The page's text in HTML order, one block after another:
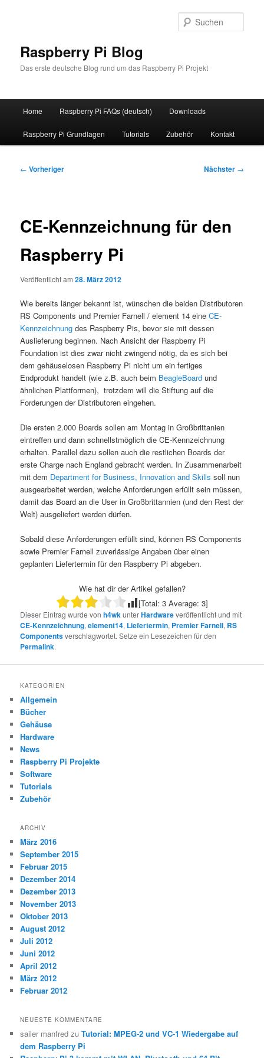
Raspberry Pi Blog
Das erste deutsche Blog rund um das Raspberry Pi Projekt
Home Raspberry Pi FAQs (deutsch) Downloads
Raspberry Pi Grundlagen Tutorials Zubehör Kontakt
Beitragsnavigation
← Vorheriger Nächster →
CE-Kennzeichnung für den
Raspberry Pi
Veröffentlicht am28. März 2012
Wie bereits länger bekannt ist, wünschen die beiden Distributoren
RS Components und Premier Farnell / element 14 eineCE-
Kennzeichnung des Raspberry Pis, bevor sie mit dessen
Auslieferung beginnen. Nach Ansicht der Raspberry Pi
Foundation ist dies zwar nicht zwingend nötig, da es sich bei
dem gehäuselosen Raspberry Pi nicht um ein fertiges
Endprodukt handelt (wie z.B. auch beim BeagleBoard und
ähnlichen Plattformen), trotzdem will die Stiftung auf die
Forderungen der Distributoren eingehen.
Die ersten 2.000 Boards sollen am Montag in Großbrittanien
eintreffen und dann schnellstmöglich die CE-Kennzeichnung
erhalten. Parallel dazu sollen auch die restlichen Boards der
erste Charge nach England gebracht werden. In Zusammenarbeit
mit dem Department for Business, Innovation and Skills soll nun
ausgearbeitet werden, welche Anforderungen erfüllt sein müssen,
damit das Board an die User in Großbrittannien (und den Rest der
Welt) ausgeliefert werden dürfen.
Sobald diese Anforderungen erfüllt sind, können RS Components
sowie Premier Farnell zuverlässige Angaben über einen
geplanten Liefertermin für den Raspberry Pi abgeben.
Wie hat dir der Artikel gefallen?
[Total: 3 Average: 3]
Dieser Eintrag wurde vonh4wkunterHardwareveröffentlicht und mit
CE-Kennzeichnung,element14, Liefertermin, Premier Farnell, RS
Componentsverschlagwortet. Setze ein Lesezeichen für den
Permalink.
KATEGORIEN
Allgemein
Bücher
Gehäuse
Hardware
News
Raspberry Pi Projekte
Software
Tutorials
Zubehör
ARCHIV
März 2016
September 2015
Februar 2015
Dezember 2014
Dezember 2013
November 2013
Oktober 2013
August 2012
Juli 2012
Juni 2012
April 2012
März 2012
Februar 2012
NEUESTE KOMMENTARE
sailer manfred zuTutorial: MPEG-2 und VC-1 Wiedergabe auf
dem Raspberry Pi